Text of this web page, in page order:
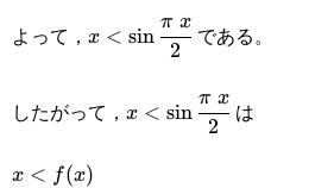
よって，
x<\sin\cfrac{\pi x}
x < sin
2
π xである。
したがって，
x<\sin\cfrac{\pi x}
x < sin
2
π xは
x<f(x)
x < f(x)